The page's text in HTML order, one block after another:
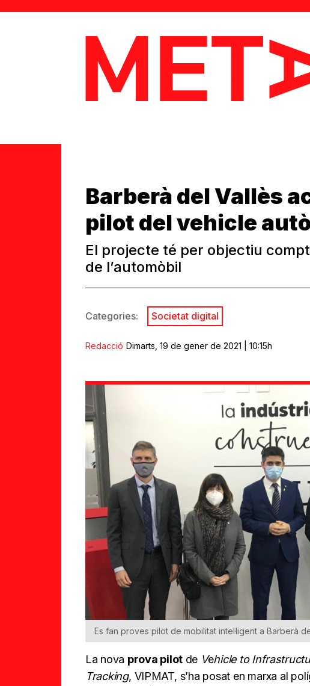
MetaData
Barberà del Vallès
pilot del vehicle
El projecte té per objectiu
de l’automòbil
Categories: Societat digital
Redacció Dimarts, 19 de gener de 2021 | 10:15h
Es fan proves pilot de mobilitat intel·ligent a Barberà
La nova prova pilot de Vehicle to
Tracking, VIPMAT, s’ha posat en marxa al